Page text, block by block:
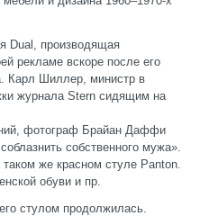
Dual, производящая
рекламе вскоре после его
Карл Шиллер, министр в
журнала Stern сидящим на
фотограф Брайан Даффи
собственного мужа».
же красном стуле Panton.
обуви и пр.
стулом продолжилась.